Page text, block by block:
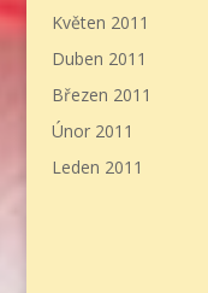
Květen 2011
Duben 2011
Březen 2011
Únor 2011
Leden 2011